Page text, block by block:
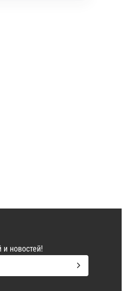
и новостей!